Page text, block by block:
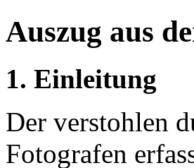
Auszug aus
1. Einleitung
Der verstohlen
Fotografen